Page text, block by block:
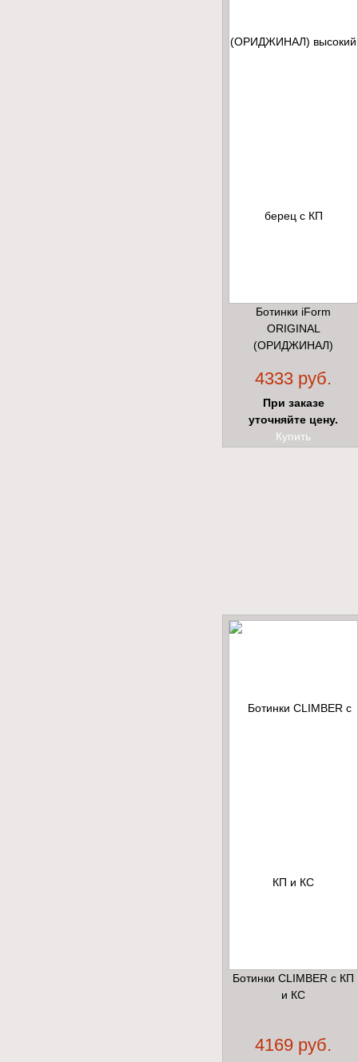
Ботинки iForm
ORIGINAL
(ОРИДЖИНАЛ)
4333 руб.
При заказе
уточняйте цену.
Купить
Ботинки CLIMBER с КП
и КС
4169 руб.